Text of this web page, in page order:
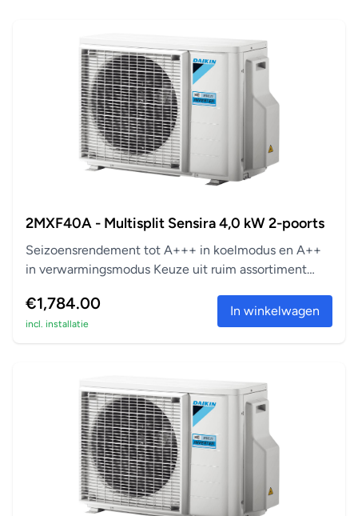
2MXF40A - Multisplit Sensira 4,0 kW 2-poorts
Seizoensrendement tot A+++ in koelmodus en A++
in verwarmingsmodus Keuze uit ruim assortiment
€1,784.00
incl. installatie
In winkelwagen